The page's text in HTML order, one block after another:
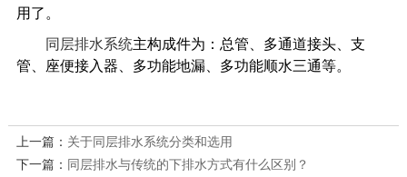
用了。
同层排水系统主构成件为：总管、多通道接头、支
管、座便接入器、多功能地漏、多功能顺水三通等。
上一篇： 关于同层排水系统分类和选用
下一篇： 同层排水与传统的下排水方式有什么区别？